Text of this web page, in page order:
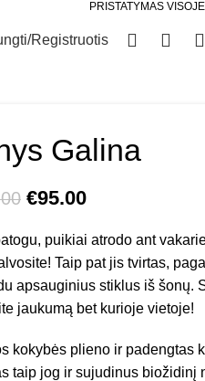
PRISTATYMAS
Registruotis
Galina
Original
was:
€110.00.
€95.00Current
is:
€95.00.
puikiai atrodo ant
Taip pat jis tvirtas,
apsauginius stiklus iš šonų.
jaukumą bet kurioje vietoje!
kokybės plieno ir padengtas
taip jog ir sujudinus biožidinį